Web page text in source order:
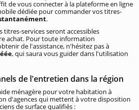
de vous connecter à la plateforme en ligne
dédiée pour commander vos titres-
.
titres-services seront accessibles
achat. Pour toute information
de l'assistance, n'hésitez pas à
, qui saura vous guider dans l'utilisation
de l'entretien dans la région
ménagère pour votre habitation à
d'agences qui mettent à votre disposition
de surface qualifiés :